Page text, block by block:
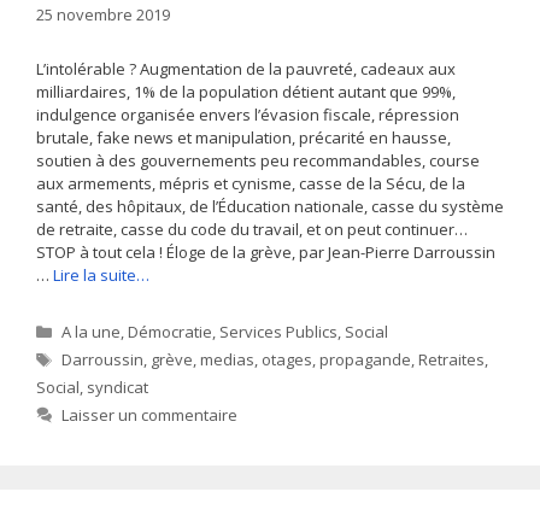
25 novembre 2019
L’intolérable ? Augmentation de la pauvreté, cadeaux aux
milliardaires, 1% de la population détient autant que 99%,
indulgence organisée envers l’évasion fiscale, répression
brutale, fake news et manipulation, précarité en hausse,
soutien à des gouvernements peu recommandables, course
aux armements, mépris et cynisme, casse de la Sécu, de la
santé, des hôpitaux, de l’Éducation nationale, casse du système
de retraite, casse du code du travail, et on peut continuer…
STOP à tout cela ! Éloge de la grève, par Jean-Pierre Darroussin
… Lire la suite…
Catégories
A la une,Démocratie, Services Publics, Social
Étiquettes
Darroussin, grève,medias, otages,propagande,Retraites,
Social, syndicat
Laisser un commentaire